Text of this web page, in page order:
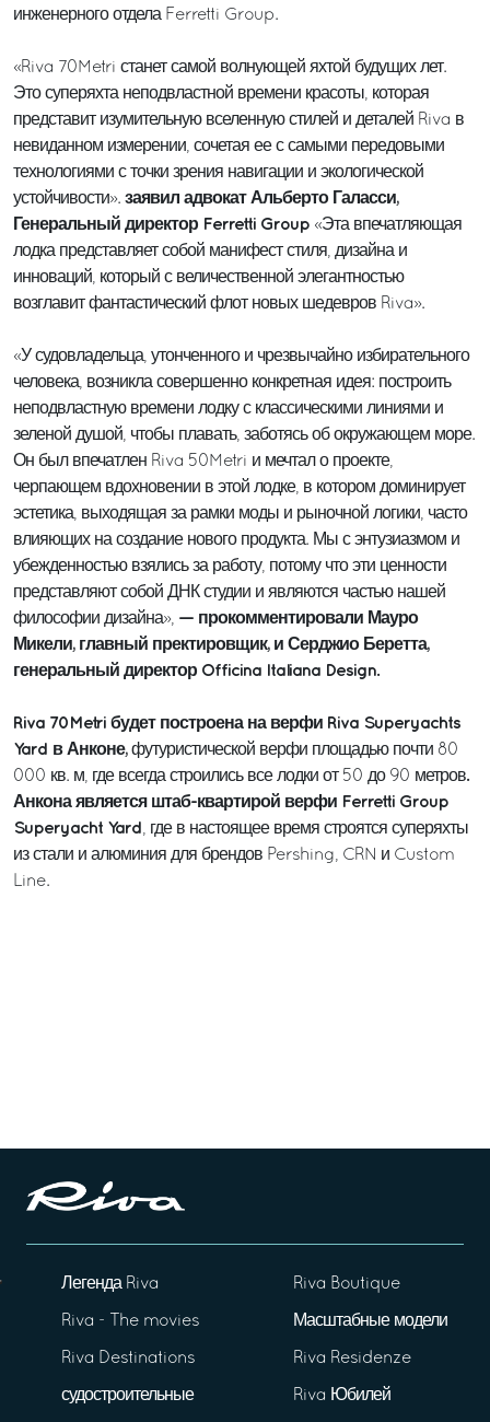
инженерного отдела Ferretti Group.
«Riva 70Metri станет самой волнующей яхтой будущих лет.
Это суперяхта неподвластной времени красоты, которая
представит изумительную вселенную стилей и деталей Riva в
невиданном измерении, сочетая ее с самыми передовыми
технологиями с точки зрения навигации и экологической
устойчивости». заявил адвокат Альберто Галасси,
Генеральный директор Ferretti Group «Эта впечатляющая
лодка представляет собой манифест стиля, дизайна и
инноваций, который с величественной элегантностью
возглавит фантастический флот новых шедевров Riva».
«У судовладельца, утонченного и чрезвычайно избирательного
человека, возникла совершенно конкретная идея: построить
неподвластную времени лодку с классическими линиями и
зеленой душой, чтобы плавать, заботясь об окружающем море.
Он был впечатлен Riva 50Metri и мечтал о проекте,
черпающем вдохновении в этой лодке, в котором доминирует
эстетика, выходящая за рамки моды и рыночной логики, часто
влияющих на создание нового продукта. Мы с энтузиазмом и
убежденностью взялись за работу, потому что эти ценности
представляют собой ДНК студии и являются частью нашей
философии дизайна», — прокомментировали Мауро
Микели, главный пректировщик, и Серджио Беретта,
генеральный директор Officina Italiana Design.
Riva 70Metri будет построена на верфи Riva Superyachts
Yard в Анконе,футуристической верфи площадью почти 80
000 кв. м, где всегда строились все лодки от 50 до 90 метров.
Анкона является штаб-квартирой верфи Ferretti Group
Superyacht Yard
, где в настоящее время строятся суперяхты
из стали и алюминия для брендов Pershing, CRN и Custom
Line.
Легенда Riva
Riva - The movies
Riva Destinations
судостроительные
Riva Boutique
Масштабные модели
Riva Residenze
Riva Юбилей